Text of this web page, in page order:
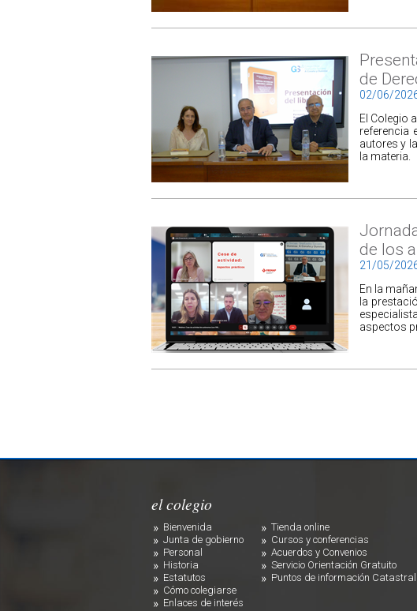
de
02/06/
El Colegio
referencia
autores y
la materia.
de los
21/05/
En la
la
aspectos
el colegio
Bienvenida
Junta de gobierno
Personal
Historia
Estatutos
Cómo colegiarse
Enlaces de interés
Tienda online
Cursos y conferencias
Acuerdos y Convenios
Servicio Orientación Gratuito
Puntos de información Catastral